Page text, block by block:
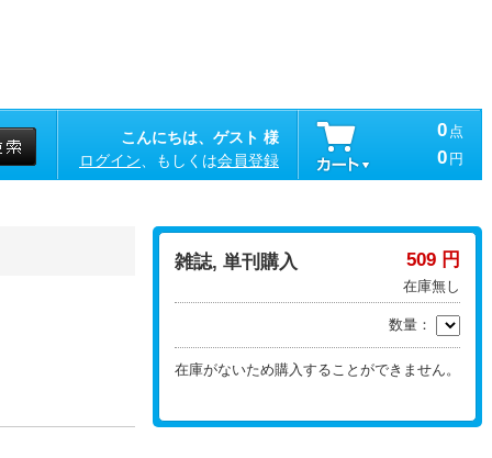
こんにちは、ゲスト 様
ログイン 、もしくは会員登録
0 点
0 円
雑誌, 単刊購入 509 円
在庫無し
数量：
在庫がないため購入することができません。